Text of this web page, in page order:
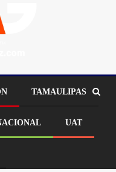
TAMAULIPAS
UAT